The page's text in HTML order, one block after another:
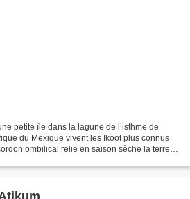
petite île dans la lagune de l’isthme de
du Mexique vivent les Ikoot plus connus
ombilical relie en saison sèche la terre